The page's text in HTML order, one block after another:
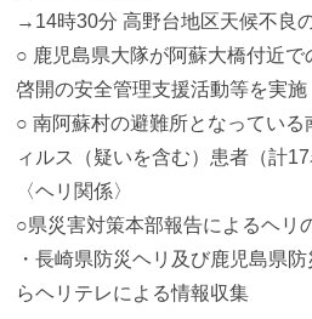
→14時30分 高野台地区天候不良
○ 鹿児島県大隊が阿蘇大橋付近
啓開の安全管理支援活動等を実施
○ 南阿蘇村の避難所となっている
ィルス（疑いを含む）患者（計
〈ヘリ関係〉
○県災害対策本部報告によるヘリ
・長崎県防災ヘリ及び鹿児島県
らヘリテレによる情報収集